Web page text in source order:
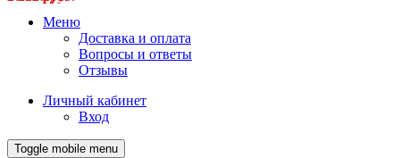
Меню
Доставка и оплата
Вопросы и ответы
Отзывы
Личный кабинет
Вход
Toggle mobile menu